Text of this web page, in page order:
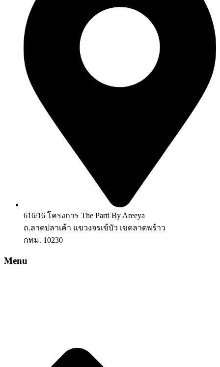
616/16 โครงการ The Parti By Areeya
ถ.ลาดปลาเค้า แขวงจรเข้บัว เขตลาดพร้าว
กทม. 10230
Menu